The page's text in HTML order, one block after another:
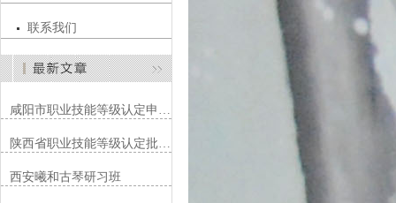
联系我们
咸阳市职业技能等级认定申…
陕西省职业技能等级认定批…
西安曦和古琴研习班